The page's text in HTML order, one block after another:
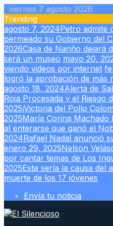
Skip
to
content
viernes 7 agosto 2026
Trending
agosto 7, 2024Petro admite
permeado su Gobierno del
2026Casa de Nariño dejará
será un museo mayo 20,
viendo videos por internet
logró la aprobación de más
agosto 18, 2024Alerta de
Roja Procesada y el Riesgo
2025¡Victoria del Pollo
2025María Corina Machado
al enterarse que ganó el
2024Rafael Nadal anunció
enero 29, 2025Nelson
por cantar temas de Los
2025Esta sería la causa del
muerte de los 17 jóvenes
Envía tu noticia